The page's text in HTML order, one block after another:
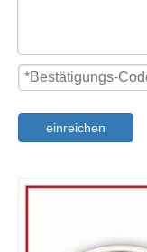
einreichen